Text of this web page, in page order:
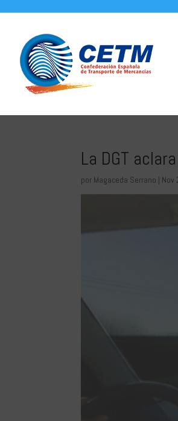
La DGT
por Magaceda Serrano | Nov